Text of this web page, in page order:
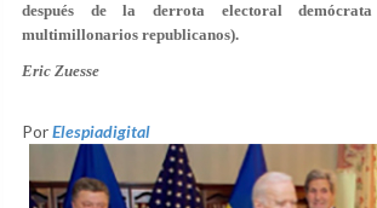
después de la derrota electoral
multimillonarios republicanos).
Eric Zuesse
PorElespiadigital